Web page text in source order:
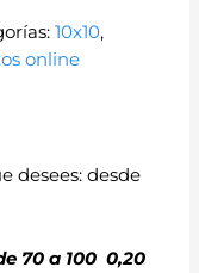
10x10,
online
desees: desde
70 a 100 0,20